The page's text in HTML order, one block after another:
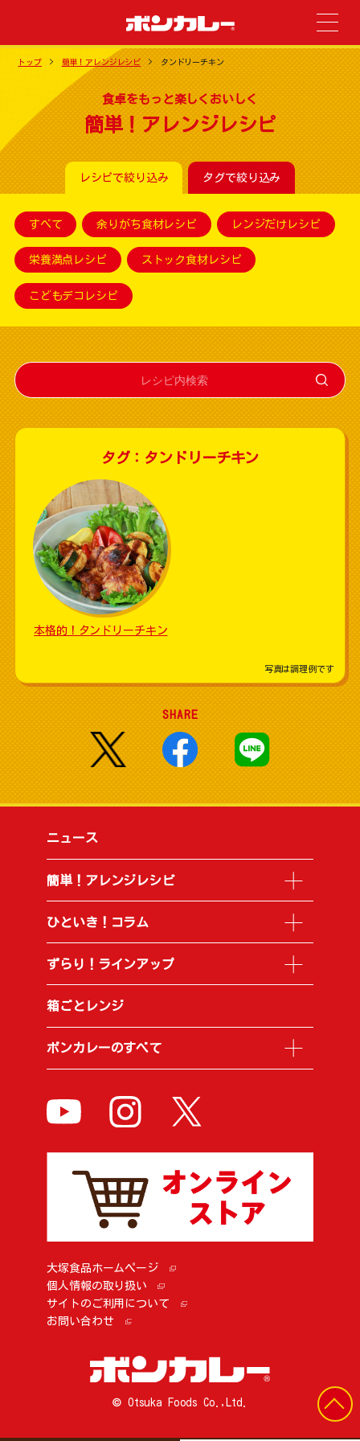
トップ 簡単！アレンジレシピ タンドリーチキン
食卓をもっと楽しくおいしく
簡単！アレンジレシピ
レシピで絞り込み タグで絞り込み
すべて 余りがち食材レシピ レンジだけレシピ
栄養満点レシピ ストック食材レシピ
こどもデコレシピ
タグ：タンドリーチキン
本格的！タンドリーチキン
写真は調理例です
SHARE
ニュース
簡単！アレンジレシピ
ひといき！コラム
ずらり！ラインアップ
箱ごとレンジ
ボンカレーのすべて
大塚食品ホームページ
個人情報の取り扱い
サイトのご利用について
お問い合わせ
© Otsuka Foods Co.,Ltd.